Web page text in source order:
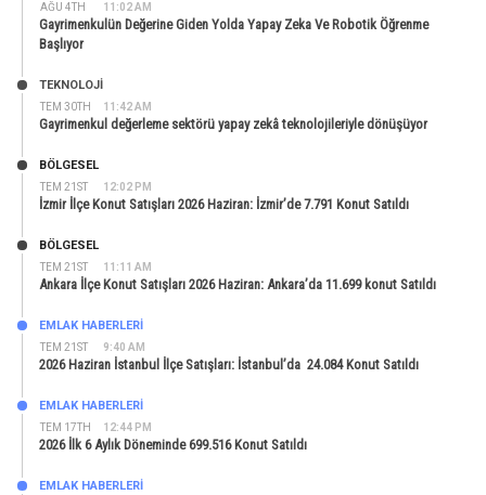
AĞU 4TH 11:02 AM
Gayrimenkulün Değerine Giden Yolda Yapay Zeka Ve Robotik Öğrenme
Başlıyor
TEM 30TH 11:42 AM
TEKNOLOJİ
Gayrimenkul değerleme sektörü yapay zekâ teknolojileriyle dönüşüyor
TEM 21ST 12:02 PM
BÖLGESEL
İzmir İlçe Konut Satışları 2026 Haziran: İzmir’de 7.791 Konut Satıldı
TEM 21ST 11:11 AM
BÖLGESEL
Ankara İlçe Konut Satışları 2026 Haziran: Ankara’da 11.699 konut Satıldı
TEM 21ST 9:40 AM
EMLAK HABERLERI
2026 Haziran İstanbul İlçe Satışları: İstanbul’da 24.084 Konut Satıldı
TEM 17TH 12:44 PM
EMLAK HABERLERI
2026 İlk 6 Aylık Döneminde 699.516 Konut Satıldı
EMLAK HABERLERI